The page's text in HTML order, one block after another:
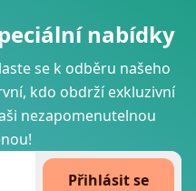
nabídky
se k odběru našeho
kdo obdrží exkluzivní
nezapomenutelnou
Přihlásit se